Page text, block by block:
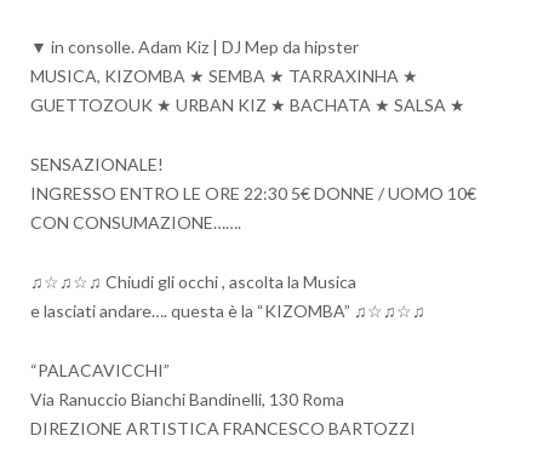
▼ in consolle. Adam Kiz | DJ Mep da hipster
MUSICA, KIZOMBA ★ SEMBA ★ TARRAXINHA ★
GUETTOZOUK ★ URBAN KIZ ★ BACHATA ★ SALSA ★
SENSAZIONALE!
INGRESSO ENTRO LE ORE 22:30 5€ DONNE / UOMO 10€
CON CONSUMAZIONE…….
♫☆♫☆♫ Chiudi gli occhi , ascolta la Musica
e lasciati andare…. questa è la “KIZOMBA” ♫☆♫☆♫
“PALACAVICCHI”
Via Ranuccio Bianchi Bandinelli, 130 Roma
DIREZIONE ARTISTICA FRANCESCO BARTOZZI